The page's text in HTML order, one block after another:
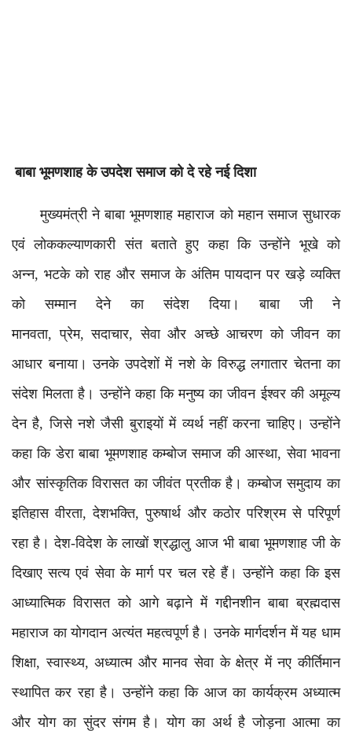
बाबा भूमणशाह के उपदेश समाज को दे रहे नई दिशा
मुख्यमंत्री ने बाबा भूमणशाह महाराज को महान समाज सुधारक
एवं लोककल्याणकारी संत बताते हुए कहा कि उन्होंने भूखे को
अन्न, भटके को राह और समाज के अंतिम पायदान पर खड़े व्यक्ति
को सम्मान देने का संदेश दिया। बाबा जी ने
मानवता, प्रेम, सदाचार, सेवा और अच्छे आचरण को जीवन का
आधार बनाया। उनके उपदेशों में नशे के विरुद्ध लगातार चेतना का
संदेश मिलता है। उन्होंने कहा कि मनुष्य का जीवन ईश्वर की अमूल्य
देन है, जिसे नशे जैसी बुराइयों में व्यर्थ नहीं करना चाहिए। उन्होंने
कहा कि डेरा बाबा भूमणशाह कम्बोज समाज की आस्था, सेवा भावना
और सांस्कृतिक विरासत का जीवंत प्रतीक है। कम्बोज समुदाय का
इतिहास वीरता, देशभक्ति, पुरुषार्थ और कठोर परिश्रम से परिपूर्ण
रहा है। देश-विदेश के लाखों श्रद्धालु आज भी बाबा भूमणशाह जी के
दिखाए सत्य एवं सेवा के मार्ग पर चल रहे हैं। उन्होंने कहा कि इस
आध्यात्मिक विरासत को आगे बढ़ाने में गद्दीनशीन बाबा ब्रह्मदास
महाराज का योगदान अत्यंत महत्वपूर्ण है। उनके मार्गदर्शन में यह धाम
शिक्षा, स्वास्थ्य, अध्यात्म और मानव सेवा के क्षेत्र में नए कीर्तिमान
स्थापित कर रहा है। उन्होंने कहा कि आज का कार्यक्रम अध्यात्म
और योग का सुंदर संगम है। योग का अर्थ है जोड़ना आत्मा का